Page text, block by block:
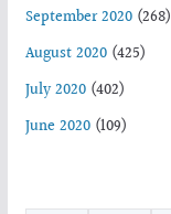
September 2020(268)
August 2020(425)
July 2020(402)
June 2020(109)